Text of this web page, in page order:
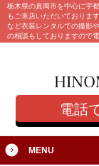
栃木県の真岡市を中心に宇
もご来店いただいておりま
など衣装レンタルでの撮影
の相談もしておりますので
電話
MENU